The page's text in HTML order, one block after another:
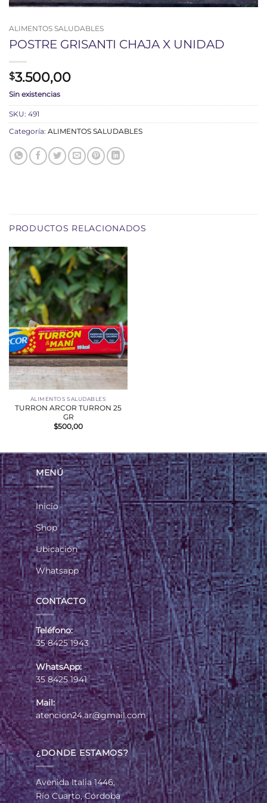
ALIMENTOS SALUDABLES
POSTRE GRISANTI CHAJA X UNIDAD
$3.500,00
Sin existencias
SKU: 491
Categoría: ALIMENTOS SALUDABLES
PRODUCTOS RELACIONADOS
ALIMENTOS SALUDABLES
TURRON ARCOR TURRON 25
GR
$500,00
MENÚ
Inicio
Shop
Ubicación
Whatsapp
CONTACTO
Teléfono:
35 8425 1943
WhatsApp:
35 8425 1941
Mail:
atencion24.ar@gmail.com
¿DONDE ESTAMOS?
Avenida Italia 1446,
Río Cuarto, Córdoba